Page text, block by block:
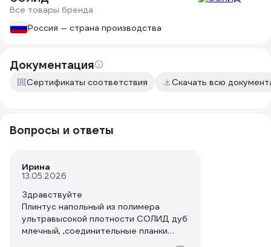
Все товары бренда
Россия — страна производства
Документация
Сертификаты соответствия Скачать всю
Вопросы и ответы
Ирина
13.05.2026
Здравствуйте
Плинтус напольный из полимера
ультравысокой плотности СОЛИД дуб
млечный, ,соединительные планки